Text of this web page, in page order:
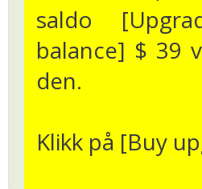
saldo
balance] $ 39
den.
Klikk på [Buy